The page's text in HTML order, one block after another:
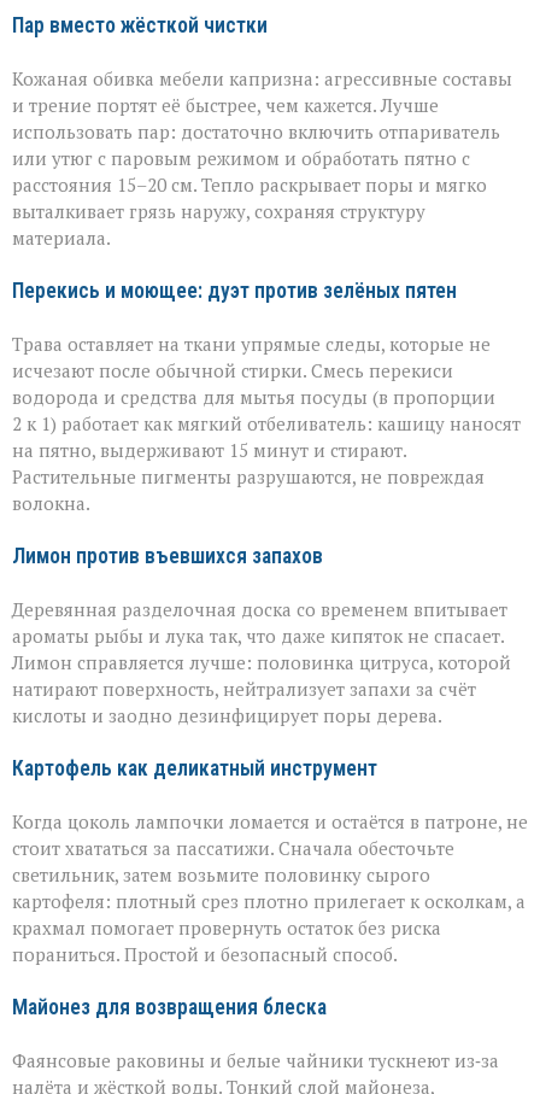
Пар вместо жёсткой чистки
Кожаная обивка мебели капризна: агрессивные составы
и трение портят её быстрее, чем кажется. Лучше
использовать пар: достаточно включить отпариватель
или утюг с паровым режимом и обработать пятно с
расстояния 15–20 см. Тепло раскрывает поры и мягко
выталкивает грязь наружу, сохраняя структуру
материала.
Перекись и моющее: дуэт против зелёных пятен
Трава оставляет на ткани упрямые следы, которые не
исчезают после обычной стирки. Смесь перекиси
водорода и средства для мытья посуды (в пропорции
2 к 1) работает как мягкий отбеливатель: кашицу наносят
на пятно, выдерживают 15 минут и стирают.
Растительные пигменты разрушаются, не повреждая
волокна.
Лимон против въевшихся запахов
Деревянная разделочная доска со временем впитывает
ароматы рыбы и лука так, что даже кипяток не спасает.
Лимон справляется лучше: половинка цитруса, которой
натирают поверхность, нейтрализует запахи за счёт
кислоты и заодно дезинфицирует поры дерева.
Картофель как деликатный инструмент
Когда цоколь лампочки ломается и остаётся в патроне, не
стоит хвататься за пассатижи. Сначала обесточьте
светильник, затем возьмите половинку сырого
картофеля: плотный срез плотно прилегает к осколкам, а
крахмал помогает провернуть остаток без риска
пораниться. Простой и безопасный способ.
Майонез для возвращения блеска
Фаянсовые раковины и белые чайники тускнеют из‑за
налёта и жёсткой воды. Тонкий слой майонеза,